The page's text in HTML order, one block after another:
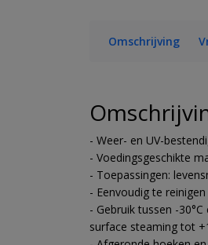
Omschrijving
- Weer- en UV-
- Voedingsgeschikte
- Toepassingen:
- Eenvoudig te reinigen
- Gebruik tussen -
surface steaming tot